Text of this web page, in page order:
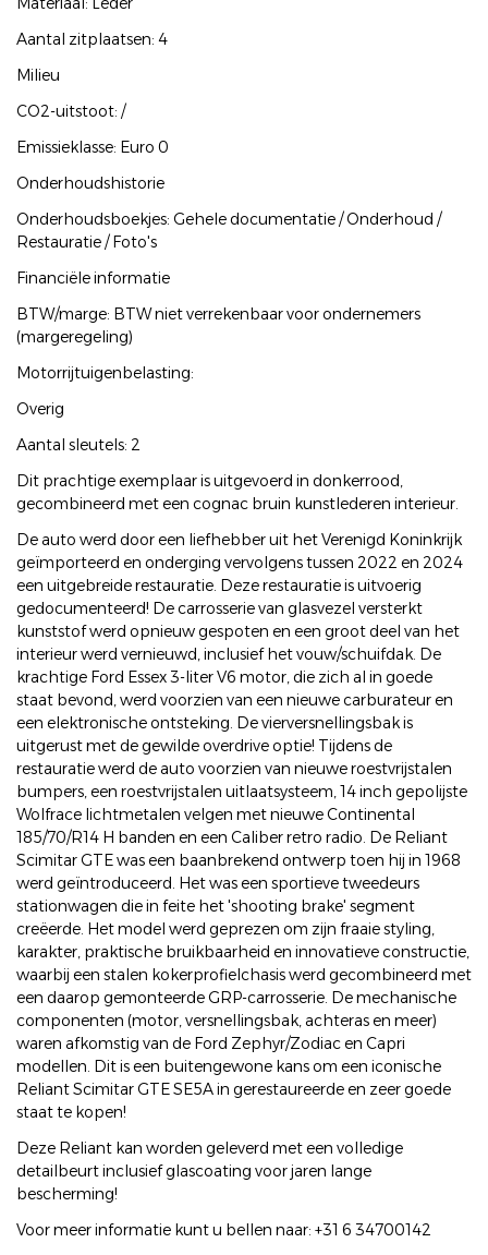
Aantal zitplaatsen: 4
Milieu
CO2-uitstoot: /
Emissieklasse: Euro 0
Onderhoudshistorie
Onderhoudsboekjes: Gehele documentatie / Onderhoud /
Restauratie / Foto's
Financiële informatie
BTW/marge: BTW niet verrekenbaar voor ondernemers
(margeregeling)
Motorrijtuigenbelasting:
Overig
Aantal sleutels: 2
Dit prachtige exemplaar is uitgevoerd in donkerrood,
gecombineerd met een cognac bruin kunstlederen interieur.
De auto werd door een liefhebber uit het Verenigd Koninkrijk
geïmporteerd en onderging vervolgens tussen 2022 en 2024
een uitgebreide restauratie. Deze restauratie is uitvoerig
gedocumenteerd! De carrosserie van glasvezel versterkt
kunststof werd opnieuw gespoten en een groot deel van het
interieur werd vernieuwd, inclusief het vouw/schuifdak. De
krachtige Ford Essex 3-liter V6 motor, die zich al in goede
staat bevond, werd voorzien van een nieuwe carburateur en
een elektronische ontsteking. De vierversnellingsbak is
uitgerust met de gewilde overdrive optie! Tijdens de
restauratie werd de auto voorzien van nieuwe roestvrijstalen
bumpers, een roestvrijstalen uitlaatsysteem, 14 inch gepolijste
Wolfrace lichtmetalen velgen met nieuwe Continental
185/70/R14 H banden en een Caliber retro radio. De Reliant
Scimitar GTE was een baanbrekend ontwerp toen hij in 1968
werd geïntroduceerd. Het was een sportieve tweedeurs
stationwagen die in feite het 'shooting brake' segment
creëerde. Het model werd geprezen om zijn fraaie styling,
karakter, praktische bruikbaarheid en innovatieve constructie,
waarbij een stalen kokerprofielchasis werd gecombineerd met
een daarop gemonteerde GRP-carrosserie. De mechanische
componenten (motor, versnellingsbak, achteras en meer)
waren afkomstig van de Ford Zephyr/Zodiac en Capri
modellen. Dit is een buitengewone kans om een iconische
Reliant Scimitar GTE SE5A in gerestaureerde en zeer goede
staat te kopen!
Deze Reliant kan worden geleverd met een volledige
detailbeurt inclusief glascoating voor jaren lange
bescherming!
Voor meer informatie kunt u bellen naar: +31 6 34700142